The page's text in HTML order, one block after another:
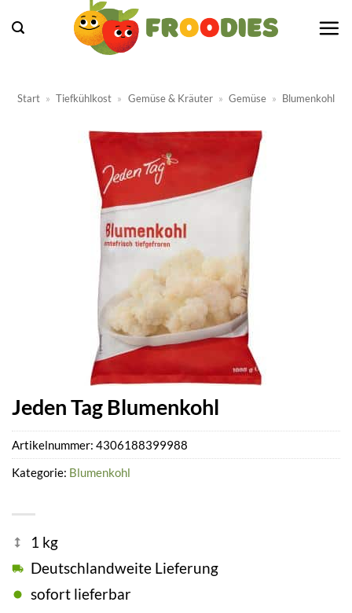
Inhalt
Start » Tiefkühlkost » Gemüse & Kräuter » Gemüse » Blumenkohl
Jeden Tag Blumenkohl
1 kg
Deutschlandweite Lieferung
sofort lieferbar
Artikelnummer: 4306188399988
Kategorie: Blumenkohl